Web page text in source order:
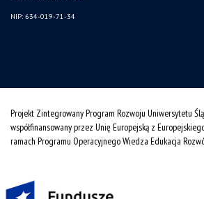
NIP: 634-019-71-34
Projekt Zintegrowany Program Rozwoju Uniwersytetu
współfinansowany przez Unię Europejską z
ramach Programu Operacyjnego Wiedza Edukacja